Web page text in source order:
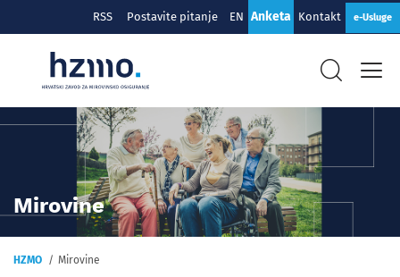
RSS Postavite pitanje EN Anketa Kontakt e-Usluge
Mirovine
HZMO Mirovine